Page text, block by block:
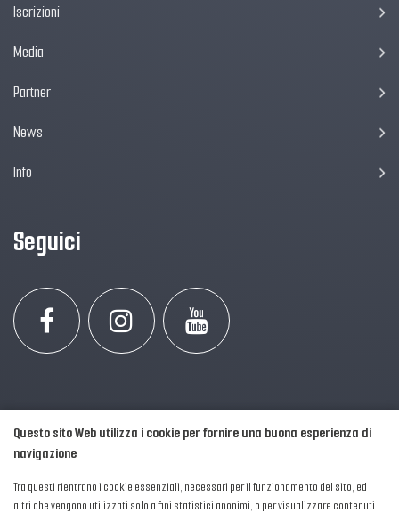
Iscrizioni
Media
Partner
News
Info
Seguici
Questo sito Web utilizza i cookie per fornire una buona esperienza di
navigazione
Tra questi rientrano i cookie essenziali, necessari per il funzionamento del sito, ed
altri che vengono utilizzati solo a fini statistici anonimi, o per visualizzare contenuti